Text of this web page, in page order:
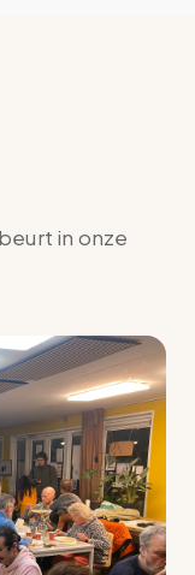
in onze